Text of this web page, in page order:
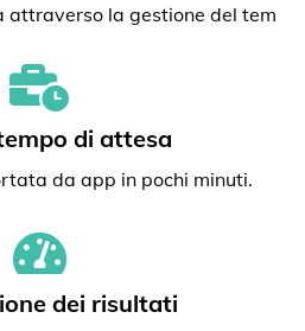
attraverso la gestione del tem
di attesa
da app in pochi minuti.
dei risultati